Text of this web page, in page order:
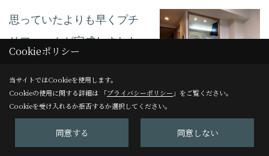
思っていたよりも早くプチ
リフォームが完成しました
邸
満足がいくと思ってお願い
Cookieポリシー
当サイトではCookieを使用します。
Cookieの使用に関する詳細は 「プライバシーポリシー 」をご覧ください。
Cookieを受け入れるか拒否するか選択してください。
同意する 同意しない